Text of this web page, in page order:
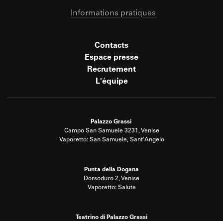
Informations pratiques
Contacts
Espace presse
Recrutement
L'équipe
Palazzo Grassi
Campo San Samuele 3231, Venise
Vaporetto: San Samuele, Sant'Angelo
Punta della Dogana
Dorsoduro 2, Venise
Vaporetto: Salute
Teatrino di Palazzo Grassi